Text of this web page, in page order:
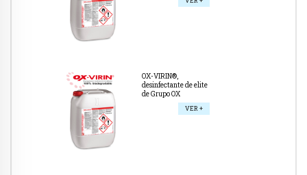
OX-VIRIN®,
desinfectante de elite
de Grupo OX
VER +